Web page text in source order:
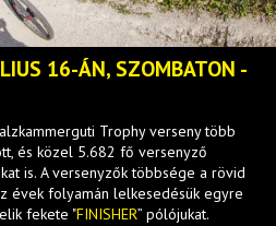
16-ÁN, SZOMBATON -
Trophy verseny több
és közel 5.682 fő versenyző
is. A versenyzők többsége a rövid
évek folyamán lelkesedésük egyre
fekete "FINISHER” pólójukat.